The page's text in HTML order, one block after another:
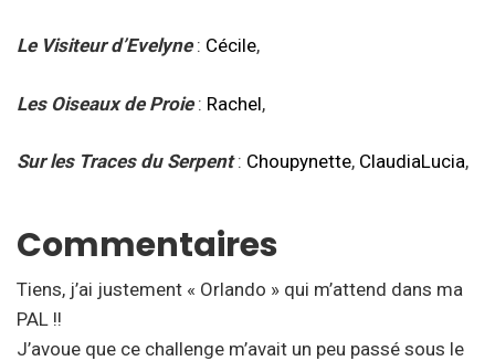
Le Visiteur d’Evelyne: Cécile,
Les Oiseaux de Proie: Rachel,
Sur les Traces du Serpent: Choupynette, ClaudiaLucia,
Commentaires
Tiens, j’ai justement « Orlando » qui m’attend dans ma
PAL !!
J’avoue que ce challenge m’avait un peu passé sous le